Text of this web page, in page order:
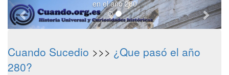
en el año 280
Cuando Sucedio >>> ¿Que pasó el año
280?